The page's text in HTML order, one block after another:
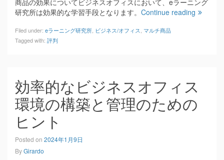
商品の効果についてビジネスオフィスにおいて、eラーニング
研究所は効果的な学習手段となります。 Continue reading
Filed under: eラーニング研究所 ビジネス/オフィス マルチ商品
Tagged with: 評判
効率的なビジネスオフィス
環境の構築と管理のための
ヒント
Posted on 2024年1月9日
ByGirardo